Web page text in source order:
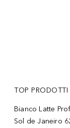
TOP PRODOTTI
Bianco Latte
Sol de Janeiro